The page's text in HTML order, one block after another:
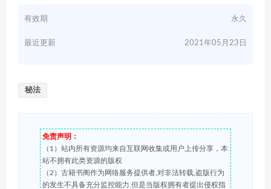
有效期 永久
最近更新 2021年05月23日
秘法
免责声明：
（1）站内所有资源均来自互联网收集或用户上传分享，本
站不拥有此类资源的版权
（2）古籍书阁作为网络服务提供者,对非法转载,盗版行为
的发生不具备充分监控能力.但是当版权拥有者提出侵权指